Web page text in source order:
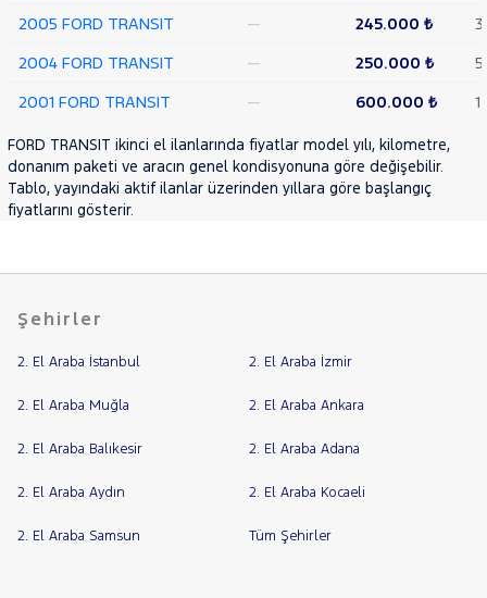
ISUZU
Iveco
Jaecoo
KIA
LANCIA
BENZ
MITSUBISHI
MOTORSIKLET
PEUGEOT
RENAULT
2005 FORD TRANSIT
— 245.000 ₺
3
2004 FORD TRANSIT
— 250.000 ₺
5
2001 FORD TRANSIT
— 600.000 ₺ 1
FORD TRANSIT ikinci el ilanlarında fiyatlar model yılı, kilometre,
donanım paketi ve aracın genel kondisyonuna göre değişebilir.
Tablo, yayındaki aktif ilanlar üzerinden yıllara göre başlangıç
fiyatlarını gösterir.
Şehirler
2. El Araba İstanbul 2. El Araba İzmir
2. El Araba Muğla 2. El Araba Ankara
2. El Araba Balıkesir 2. El Araba Adana
2. El Araba Aydın 2. El Araba Kocaeli
2. El Araba Samsun Tüm Şehirler